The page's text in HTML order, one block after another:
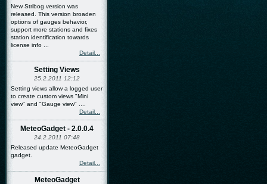
New Stribog version was
released. This version broaden
options of gauges behavior,
support more stations and fixes
station identification towards
license info ...
Detail...
Setting Views
25.2.2011 12:12
Setting views allow a logged user
to create custom views "Mini
view" and "Gauge view" ....
Detail...
MeteoGadget - 2.0.0.4
24.2.2011 07:48
Released update MeteoGadget
gadget.
Detail...
MeteoGadget